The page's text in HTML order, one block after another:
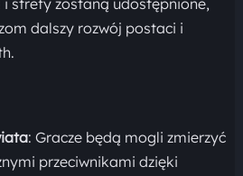
i strefy zostaną udostępnione,
dalszy rozwój postaci i
: Gracze będą mogli zmierzyć
przeciwnikami dzięki